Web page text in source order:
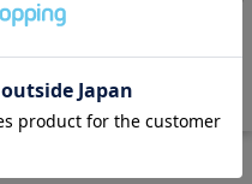
よくある質問(FAQ)